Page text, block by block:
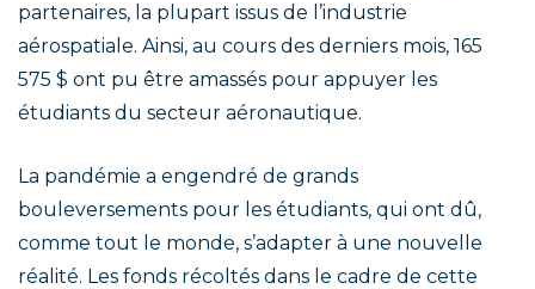
partenaires, la plupart issus de l’industrie
aérospatiale. Ainsi, au cours des derniers mois, 165
575 $ ont pu être amassés pour appuyer les
étudiants du secteur aéronautique.
La pandémie a engendré de grands
bouleversements pour les étudiants, qui ont dû,
comme tout le monde, s’adapter à une nouvelle
réalité. Les fonds récoltés dans le cadre de cette